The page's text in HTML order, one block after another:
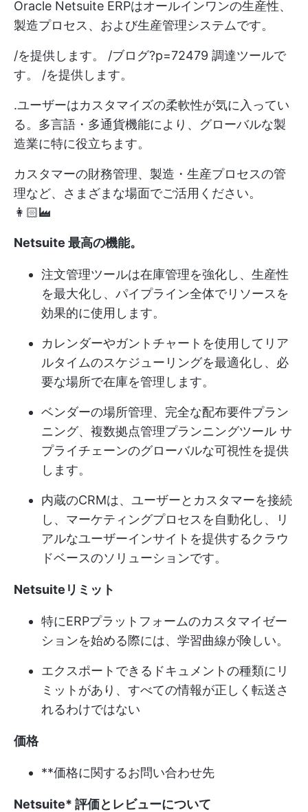
Oracle Netsuite ERPはオールインワンの生産性、
製造プロセス、および生産管理システムです。
/を提供します。 /ブログ?p=72479 調達ツールで
す。 /を提供します。
.ユーザーはカスタマイズの柔軟性が気に入ってい
る。多言語・多通貨機能により、グローバルな製
造業に特に役立ちます。
カスタマーの財務管理、製造・生産プロセスの管
理など、さまざまな場面でご活用ください。
👩🏻‍🏭
Netsuite 最高の機能。
注文管理ツールは在庫管理を強化し、生産性
を最大化し、パイプライン全体でリソースを
効果的に使用します。
カレンダーやガントチャートを使用してリア
ルタイムのスケジューリングを最適化し、必
要な場所で在庫を管理します。
ベンダーの場所管理、完全な配布要件プラン
ニング、複数拠点管理プランニングツール サ
プライチェーンのグローバルな可視性を提供
します。
内蔵のCRMは、ユーザーとカスタマーを接続
し、マーケティングプロセスを自動化し、リ
アルなユーザーインサイトを提供するクラウ
ドベースのソリューションです。
Netsuite リミット
特にERPプラットフォームのカスタマイゼー
ションを始める際には、学習曲線が険しい。
エクスポートできるドキュメントの種類にリ
ミットがあり、すべての情報が正しく転送さ
れるわけではない
価格
**価格に関するお問い合わせ先
Netsuite* 評価とレビューについて